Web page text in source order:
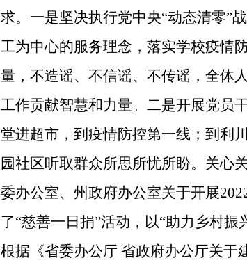
求。一是坚决执行党中央“动态清零”
工为中心的服务理念，落实学校疫情
量，不造谣、不信谣、不传谣，全体
工作贡献智慧和力量。二是开展党员
堂进超市，到疫情防控第一线；到利
园社区听取群众所思所忧所盼。关心
委办公室、州政府办公室关于开展
了“慈善一日捐”活动，以“助力乡村
根据《省委办公厅 省政府办公厅关于